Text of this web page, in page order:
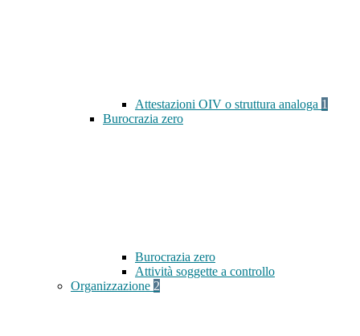
Attestazioni OIV o struttura analoga 1
Burocrazia zero
Burocrazia zero
Attività soggette a controllo
Organizzazione 2